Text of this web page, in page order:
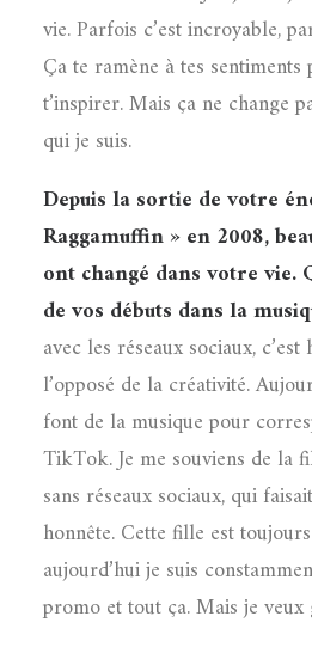
vie. Parfois c’est incroyable,
Ça te ramène à tes
t’inspirer. Mais ça ne change
qui je suis.
Depuis la sortie de votre
Raggamuffin » en 2008,
ont changé dans votre vie.
de vos débuts dans la
avec les réseaux sociaux,
l’opposé de la créativité.
font de la musique pour
TikTok. Je me souviens de la
sans réseaux sociaux, qui
honnête. Cette fille est
aujourd’hui je suis
promo et tout ça. Mais je